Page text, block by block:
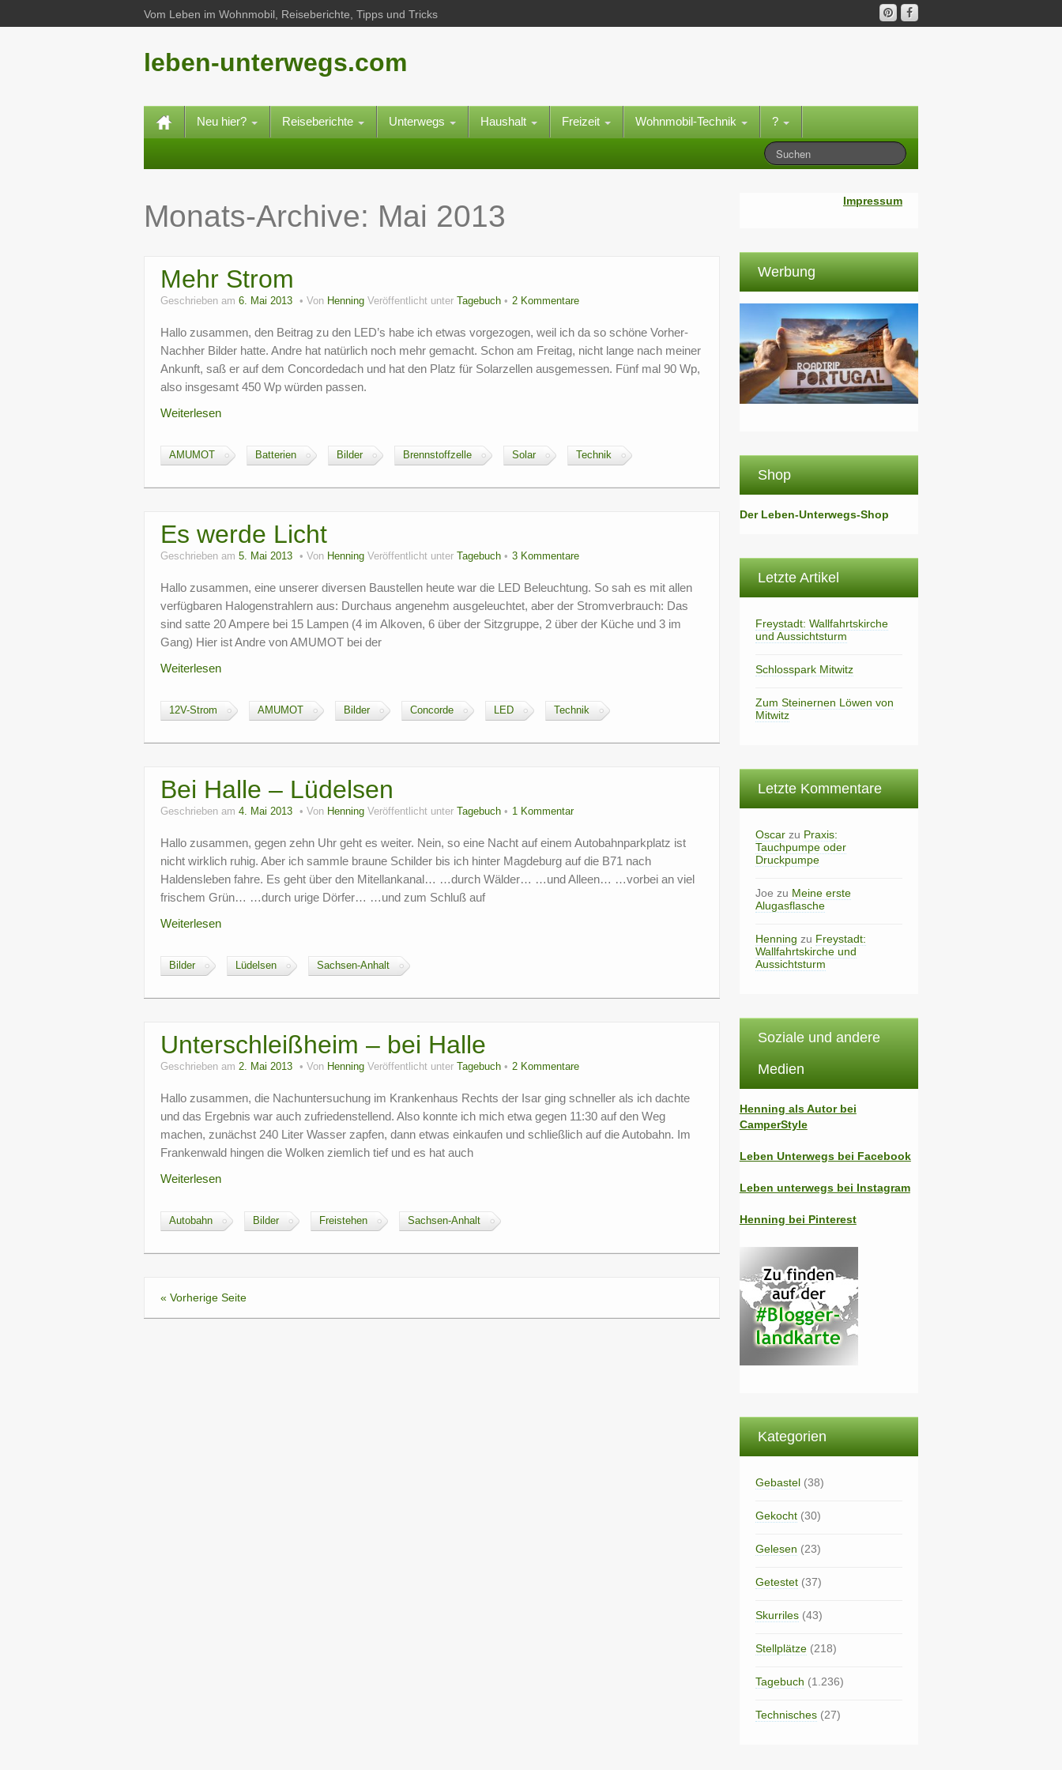
Vom Leben im Wohnmobil, Reiseberichte, Tipps und Tricks
leben-unterwegs.com
Neu hier? Reiseberichte Unterwegs Haushalt Freizeit Wohnmobil-Technik ?
Monats-Archive: Mai 2013
Mehr Strom
Geschrieben am 6. Mai 2013 Von Henning Veröffentlicht unter Tagebuch 2 Kommentare
Hallo zusammen, den Beitrag zu den LED’s habe ich etwas vorgezogen, weil ich da so schöne Vorher-
Nachher Bilder hatte. Andre hat natürlich noch mehr gemacht. Schon am Freitag, nicht lange nach meiner
Ankunft, saß er auf dem Concordedach und hat den Platz für Solarzellen ausgemessen. Fünf mal 90 Wp,
also insgesamt 450 Wp würden passen.
Weiterlesen
AMUMOT Batterien Bilder Brennstoffzelle Solar Technik
Es werde Licht
Geschrieben am 5. Mai 2013 Von Henning Veröffentlicht unter Tagebuch 3 Kommentare
Hallo zusammen, eine unserer diversen Baustellen heute war die LED Beleuchtung. So sah es mit allen
verfügbaren Halogenstrahlern aus: Durchaus angenehm ausgeleuchtet, aber der Stromverbrauch: Das
sind satte 20 Ampere bei 15 Lampen (4 im Alkoven, 6 über der Sitzgruppe, 2 über der Küche und 3 im
Gang) Hier ist Andre von AMUMOT bei der
Weiterlesen
12V-Strom AMUMOT Bilder Concorde LED Technik
Bei Halle – Lüdelsen
Geschrieben am 4. Mai 2013 Von Henning Veröffentlicht unter Tagebuch 1 Kommentar
Hallo zusammen, gegen zehn Uhr geht es weiter. Nein, so eine Nacht auf einem Autobahnparkplatz ist
nicht wirklich ruhig. Aber ich sammle braune Schilder bis ich hinter Magdeburg auf die B71 nach
Haldensleben fahre. Es geht über den Mitellankanal… …durch Wälder… …und Alleen… …vorbei an viel
frischem Grün… …durch urige Dörfer… …und zum Schluß auf
Weiterlesen
Bilder Lüdelsen Sachsen-Anhalt
Unterschleißheim – bei Halle
Geschrieben am 2. Mai 2013 Von Henning Veröffentlicht unter Tagebuch 2 Kommentare
Hallo zusammen, die Nachuntersuchung im Krankenhaus Rechts der Isar ging schneller als ich dachte
und das Ergebnis war auch zufriedenstellend. Also konnte ich mich etwa gegen 11:30 auf den Weg
machen, zunächst 240 Liter Wasser zapfen, dann etwas einkaufen und schließlich auf die Autobahn. Im
Frankenwald hingen die Wolken ziemlich tief und es hat auch
Weiterlesen
Autobahn Bilder Freistehen Sachsen-Anhalt
« Vorherige Seite
Impressum
Werbung
Shop
Der Leben-Unterwegs-Shop
Letzte Artikel
Freystadt: Wallfahrtskirche
und Aussichtsturm
Schlosspark Mitwitz
Zum Steinernen Löwen von
Mitwitz
Letzte Kommentare
Oscarzu Praxis:
Tauchpumpe oder
Druckpumpe
Joe zu Meine erste
Alugasflasche
Henning zu Freystadt:
Wallfahrtskirche und
Aussichtsturm
Soziale und andere
Medien
Henning als Autor bei
CamperStyle
Leben Unterwegs bei Facebook
Leben unterwegs bei Instagram
Henning bei Pinterest
Kategorien
Gebastel(38)
Gekocht(30)
Gelesen (23)
Getestet(37)
Skurriles(43)
Stellplätze(218)
Tagebuch (1.236)
Technisches(27)